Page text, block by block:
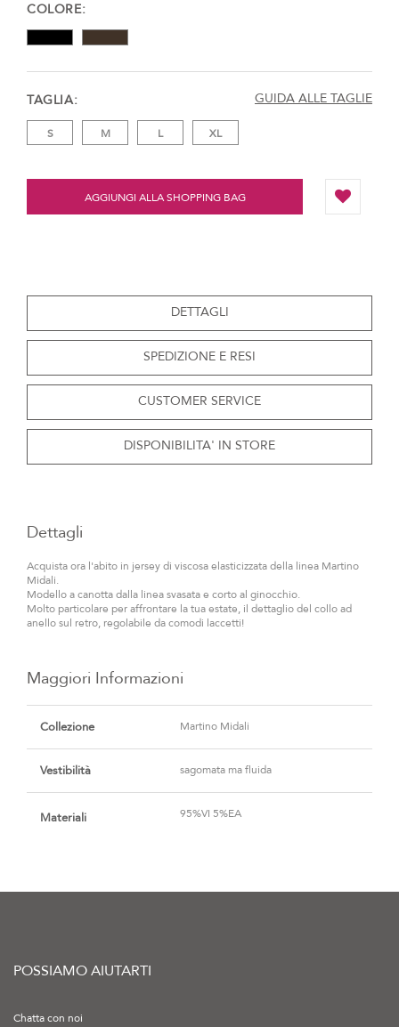
COLORE
TAGLIA
S M L XL
GUIDA ALLE TAGLIE
AGGIUNGI ALLA SHOPPING BAG
DETTAGLI
SPEDIZIONE E RESI
CUSTOMER SERVICE
DISPONIBILITA' IN STORE
Dettagli
Acquista ora l'abito in jersey di viscosa elasticizzata della linea Martino
Midali.
Modello a canotta dalla linea svasata e corto al ginocchio.
Molto particolare per affrontare la tua estate, il dettaglio del collo ad
anello sul retro, regolabile da comodi laccetti!
Maggiori Informazioni
Informazioni
Collezione Martino Midali
Vestibilità sagomata ma fluida
Materiali 95%VI 5%EA
POSSIAMO AIUTARTI
Chatta con noi